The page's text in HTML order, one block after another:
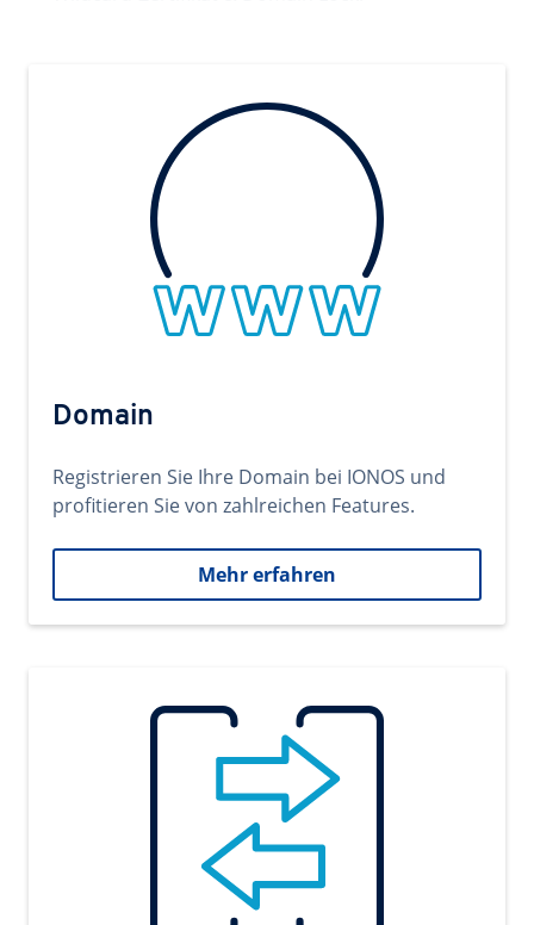
Domain
Registrieren Sie Ihre Domain bei IONOS und
profitieren Sie von zahlreichen Features.
Mehr erfahren